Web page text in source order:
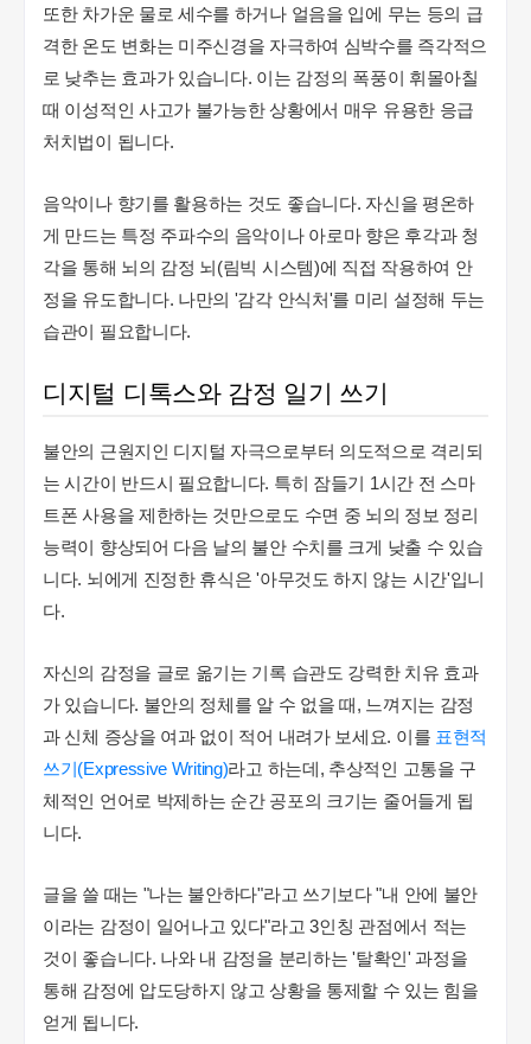
또한 차가운 물로 세수를 하거나 얼음을 입에 무는 등의 급
격한 온도 변화는 미주신경을 자극하여 심박수를 즉각적으
로 낮추는 효과가 있습니다. 이는 감정의 폭풍이 휘몰아칠
때 이성적인 사고가 불가능한 상황에서 매우 유용한 응급
처치법이 됩니다.
음악이나 향기를 활용하는 것도 좋습니다. 자신을 평온하
게 만드는 특정 주파수의 음악이나 아로마 향은 후각과 청
각을 통해 뇌의 감정 뇌(림빅 시스템)에 직접 작용하여 안
정을 유도합니다. 나만의 '감각 안식처'를 미리 설정해 두는
습관이 필요합니다.
디지털 디톡스와 감정 일기 쓰기
불안의 근원지인 디지털 자극으로부터 의도적으로 격리되
는 시간이 반드시 필요합니다. 특히 잠들기 1시간 전 스마
트폰 사용을 제한하는 것만으로도 수면 중 뇌의 정보 정리
능력이 향상되어 다음 날의 불안 수치를 크게 낮출 수 있습
니다. 뇌에게 진정한 휴식은 '아무것도 하지 않는 시간'입니
다.
자신의 감정을 글로 옮기는 기록 습관도 강력한 치유 효과
가 있습니다. 불안의 정체를 알 수 없을 때, 느껴지는 감정
과 신체 증상을 여과 없이 적어 내려가 보세요. 이를 표현적
쓰기(Expressive Writing)라고 하는데, 추상적인 고통을 구
체적인 언어로 박제하는 순간 공포의 크기는 줄어들게 됩
니다.
글을 쓸 때는 "나는 불안하다"라고 쓰기보다 "내 안에 불안
이라는 감정이 일어나고 있다"라고 3인칭 관점에서 적는
것이 좋습니다. 나와 내 감정을 분리하는 '탈확인' 과정을
통해 감정에 압도당하지 않고 상황을 통제할 수 있는 힘을
얻게 됩니다.